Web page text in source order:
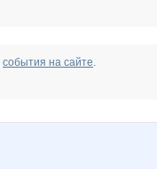
события на сайте.